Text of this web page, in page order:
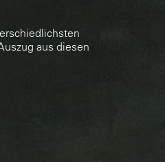
aus diesen